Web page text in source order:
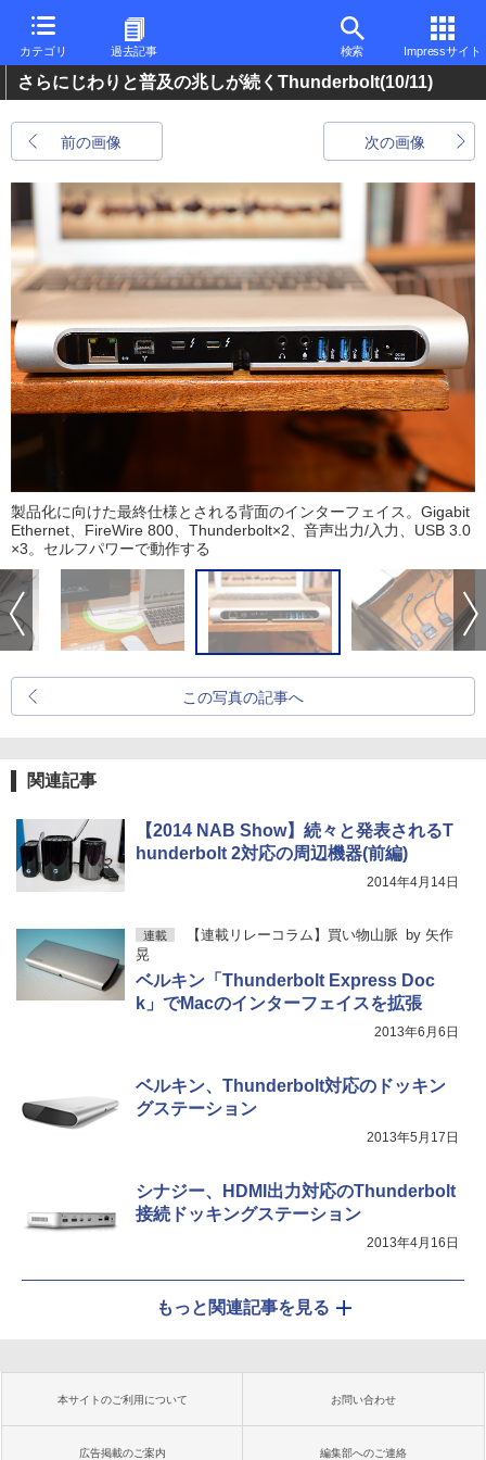
カテゴリ 過去記事 検索 Impressサイト
さらにじわりと普及の兆しが続くThunderbolt(10/11)
前の画像 次の画像
製品化に向けた最終仕様とされる背面のインターフェイス。Gigabit
Ethernet、FireWire 800、Thunderbolt×2、音声出力/入力、USB 3.0
×3。セルフパワーで動作する
この写真の記事へ
関連記事
【2014 NAB Show】続々と発表されるT
hunderbolt 2対応の周辺機器(前編)
2014年4月14日
連載 【連載リレーコラム】買い物山脈 by 矢作
晃
ベルキン「Thunderbolt Express Doc
k」でMacのインターフェイスを拡張
2013年6月6日
ベルキン、Thunderbolt対応のドッキン
グステーション
2013年5月17日
シナジー、HDMI出力対応のThunderbolt
接続ドッキングステーション
2013年4月16日
もっと関連記事を見る
本サイトのご利用について お問い合わせ
広告掲載のご案内 編集部へのご連絡